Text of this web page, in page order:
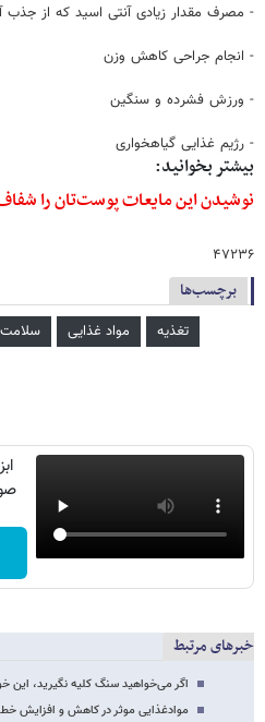
- مصرف مقدار زیادی آنتی اسید که از
- انجام جراحی کاهش وزن
- ورزش فشرده و سنگین
- رژیم غذایی گیاهخواری
بیشتر بخوانید:
نوشیدن این مایعات پوست‌تان را
۴۷۲۳۶
برچسب‌ها
تغذیه مواد غذایی سلامت
خبرهای مرتبط
اگر می‌خواهید سنگ کلیه نگیرید، این
موادغذایی موثر در کاهش و افزایش